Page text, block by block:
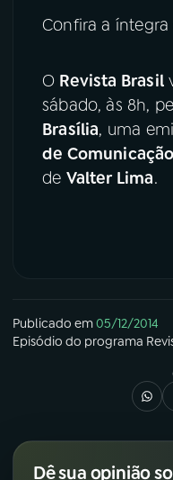
Confira a
O Revista Brasil
sábado, às 8h,
Brasília, uma
de Comunicação
de Valter Lima.
Publicado em05/12/2014
Episódio do programa
Dê sua opinião